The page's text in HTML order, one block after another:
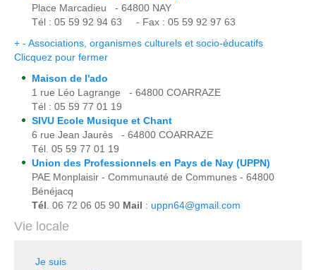
Place Marcadieu - 64800 NAY
Tél : 05 59 92 94 63 - Fax : 05 59 92 97 63
+ - Associations, organismes culturels et socio-éducatifs
Clicquez pour fermer
Maison de l'ado
1 rue Léo Lagrange - 64800 COARRAZE
Tél : 05 59 77 01 19
SIVU Ecole Musique et Chant
6 rue Jean Jaurès - 64800 COARRAZE
Tél. 05 59 77 01 19
Union des Professionnels en Pays de Nay (UPPN)
PAE Monplaisir - Communauté de Communes - 64800
Bénéjacq
Tél . 06 72 06 05 90 Mail : uppn64@gmail.com
Vie locale
Je suis